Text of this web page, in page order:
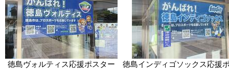
徳島ヴォルティス応援ポスター 徳島インディゴソックス応援